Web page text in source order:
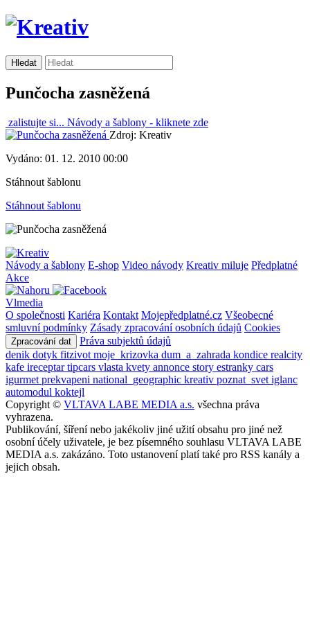
Punčocha zasněžená
zalistujte si... Návody a šablony - kliknete zde
Zdroj: Kreativ
Vydáno: 01. 12. 2010 00:00
Stáhnout šablonu
Stáhnout šablonu
Návody a šablony E-shop Video návody Kreativ miluje Předplatné
Akce
Vlmedia
O společnosti Kariéra Kontakt Mojepředplatné.cz Všeobecné
smluvní podmínky Zásady zpracování osobních údajů Cookies
Zpracování dat
Práva subjektů údajů
denik dotyk fitzivot moje_krizovka dum_a_zahrada kondice realcity
kafe ireceptartipcars vlasta kvety annonce story estranky cars
igurmet prekvapeni national_geographic kreativ poznat_svet iglanc
automodul koktejl
Copyright © VLTAVA LABE MEDIA a.s. všechna práva
vyhrazena.
Publikování, šíření nebo jakékoliv jiné užití obsahu pro jiné než
osobní účely uživatele, je bez písemného souhlasu VLTAVA LABE
MEDIA a.s. zakázáno. Toto ustanovení platí také pro RSS kanály a
jejich obsah.